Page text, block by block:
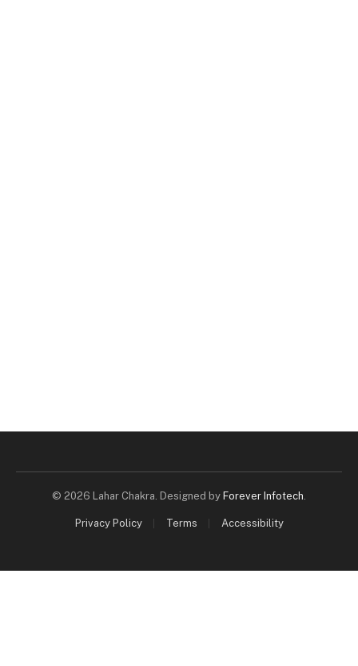
© 2026 Lahar Chakra. Designed by Forever Infotech.
Privacy Policy Terms Accessibility